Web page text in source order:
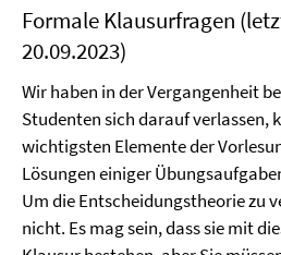
Formale Klausurfragen
20.09.2023)
Wir haben in der Vergangenheit
Studenten sich darauf verlassen,
wichtigsten Elemente der
Lösungen einiger
Um die Entscheidungstheorie zu
nicht. Es mag sein, dass sie mit